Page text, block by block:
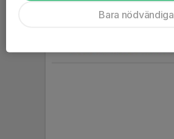
Bara nödvändiga